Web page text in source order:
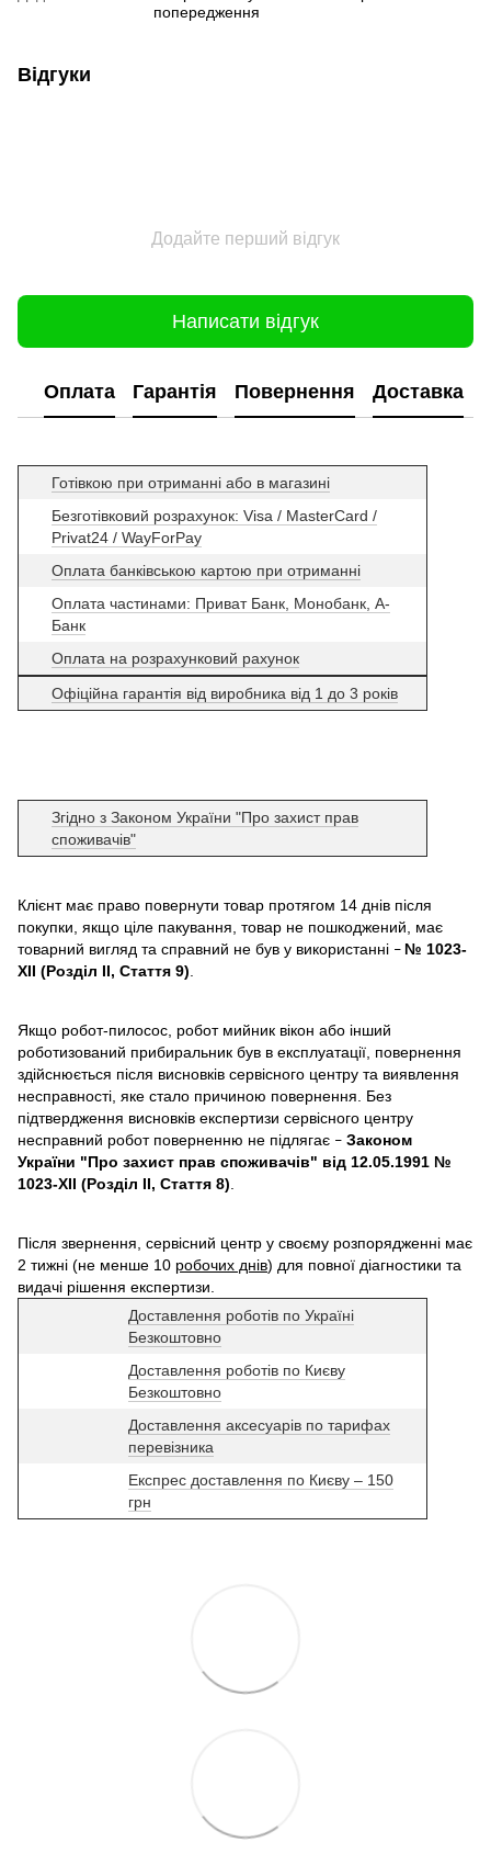
попередження
Відгуки
Додайте перший відгук
Написати відгук
Оплата Гарантія Повернення Доставка
Готівкою при отриманні або в магазині
Безготівковий розрахунок: Visa / MasterCard /
Privat24 / WayForPay
Оплата банківською картою при отриманні
Оплата частинами: Приват Банк, Монобанк, А-
Банк
Оплата на розрахунковий рахунок
Офіційна гарантія від виробника від 1 до 3 років
Згідно з Законом України "Про захист прав
споживачів"
Клієнт має право повернути товар протягом 14 днів після
покупки, якщо ціле пакування, товар не пошкоджений, має
товарний вигляд та справний не був у використанні – № 1023-
XII (Розділ II, Стаття 9)
Якщо робот-пилосос, робот мийник вікон або інший
роботизований прибиральник був в експлуатації, повернення
здійснюється після висновків сервісного центру та виявлення
несправності, яке стало причиною повернення. Без
підтвердження висновків експертизи сервісного центру
несправний робот поверненню не підлягає – Законом
України "Про захист прав споживачів" від 12.05.1991 №
1023-XII (Розділ II, Стаття 8)
Після звернення, сервісний центр у своєму розпорядженні має
2 тижні (не менше 10 робочих днів) для повної діагностики та
видачі рішення експертизи.
Доставлення роботів по Україні
Безкоштовно
Доставлення роботів по Києву
Безкоштовно
Доставлення аксесуарів по тарифах
перевізника
Експрес доставлення по Києву – 150
грн